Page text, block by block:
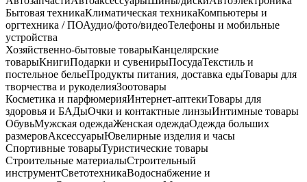
Бытовая техникаКлиматическая техникаКомпьютеры и
оргтехника / ПОАудио/фото/видеоТелефоны и мобильные
устройства
Хозяйственно-бытовые товарыКанцелярские
товарыКнигиПодарки и сувенирыПосудаТекстиль и
постельное бельеПродукты питания, доставка едыТовары для
творчества и рукоделияЗоотовары
Косметика и парфюмерияИнтернет-аптекиТовары для
здоровья и БАДыОчки и контактные линзыИнтимные товары
ОбувьМужская одеждаЖенская одеждаОдежда больших
размеровАксессуарыЮвелирные изделия и часы
Спортивные товарыТуристические товары
Строительные материалыСтроительный
инструментСветотехникаВодоснабжение и